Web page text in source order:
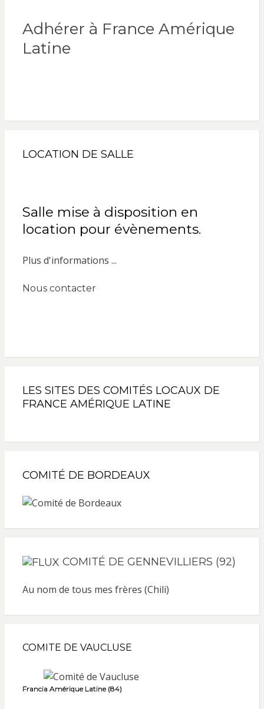
Adhérer à France Amérique
Latine
LOCATION DE SALLE
Salle mise à disposition en
location pour évènements.
Plus d'informations ...
Nous contacter
LES SITES DES COMITÉS LOCAUX DE
FRANCE AMÉRIQUE LATINE
COMITÉ DE BORDEAUX
COMITÉ DE GENNEVILLIERS (92)
Au nom de tous mes frères (Chili)
COMITE DE VAUCLUSE
Francia Amérique Latine (84)